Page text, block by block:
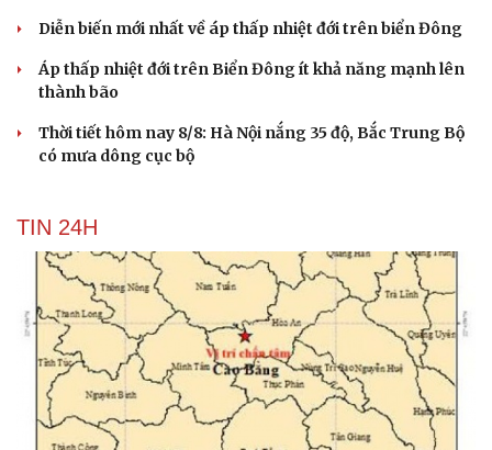
Diễn biến mới nhất về áp thấp nhiệt đới trên biển Đông
Áp thấp nhiệt đới trên Biển Đông ít khả năng mạnh lên
thành bão
Thời tiết hôm nay 8/8: Hà Nội nắng 35 độ, Bắc Trung Bộ
có mưa dông cục bộ
TIN 24H